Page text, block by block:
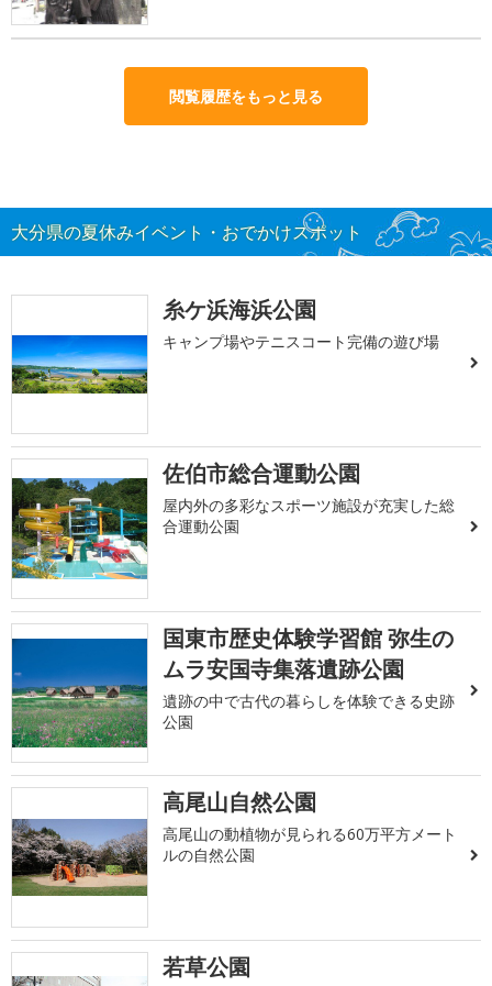
閲覧履歴をもっと見る
大分県の夏休みイベント・おでかけスポット
糸ケ浜海浜公園
キャンプ場やテニスコート完備の遊び場
佐伯市総合運動公園
屋内外の多彩なスポーツ施設が充実した総
合運動公園
国東市歴史体験学習館 弥生の
ムラ安国寺集落遺跡公園
遺跡の中で古代の暮らしを体験できる史跡
公園
高尾山自然公園
高尾山の動植物が見られる60万平方メート
ルの自然公園
若草公園